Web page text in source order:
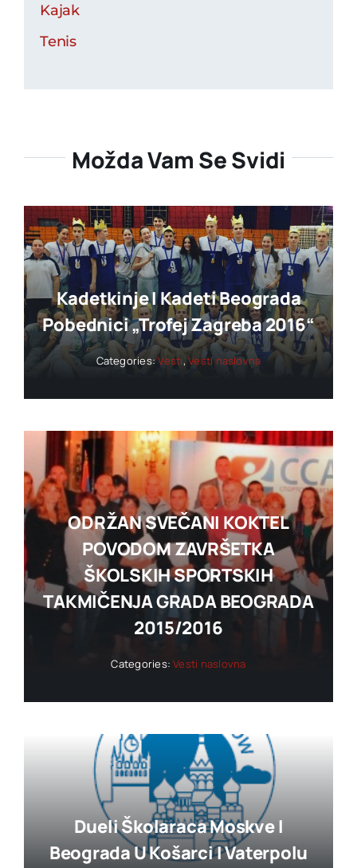
Kajak
Tenis
Možda Vam Se Svidi
Kadetkinje I Kadeti Beograda
Pobednici „trofej Zagreba 2016“
Categories:Vesti,Vesti naslovna
ODRŽAN SVEČANI KOKTEL
POVODOM ZAVRŠETKA
ŠKOLSKIH SPORTSKIH
TAKMIČENJA GRADA BEOGRADA
2015/2016
Categories:Vesti naslovna
Dueli Školaraca Moskve I
Beograda U Košarci I Vaterpolu